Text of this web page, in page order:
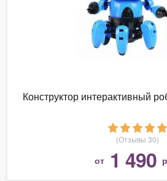
Конструктор интерактивный
(Отзывы 30)
от 1 490